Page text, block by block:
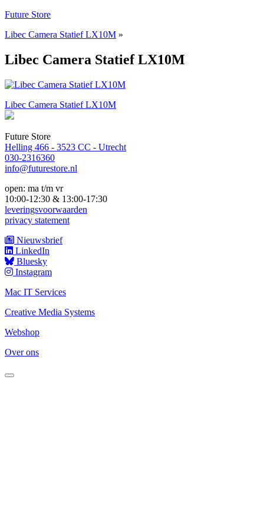
Naar
inhoud
Future Store
Libec Camera Statief LX10M »
Libec Camera Statief LX10M
Bericht
navigatie
Libec Camera Statief LX10M
Future Store
Helling 466 - 3523 CC - Utrecht
030-2316360
info@futurestore.nl
open: ma t/m vr
10:00-12:30 & 13:00-17:30
leveringsvoorwaarden
privacy statement
Nieuwsbrief
LinkedIn
Bluesky
Instagram
Mac IT Services
Creative Media Systems
Webshop
Over ons